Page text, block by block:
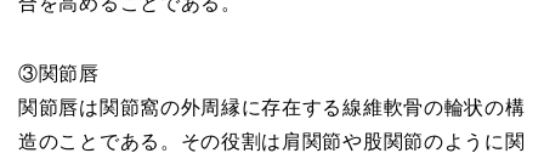
③関節唇
関節唇は関節窩の外周縁に存在する線維軟骨の輪状の構
造のことである。その役割は肩関節や股関節のように関